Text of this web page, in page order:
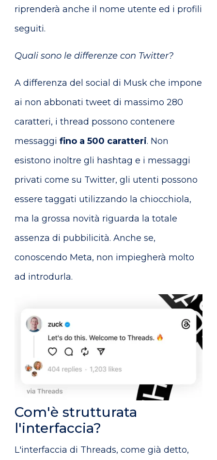
riprenderà anche il nome utente ed i profili
seguiti.
Quali sono le differenze con Twitter?
A differenza del social di Musk che impone
ai non abbonati tweet di massimo 280
caratteri, i thread possono contenere
messaggi fino a 500 caratteri. Non
esistono inoltre gli hashtag e i messaggi
privati come su Twitter, gli utenti possono
essere taggati utilizzando la chiocchiola,
ma la grossa novità riguarda la totale
assenza di pubbilicità. Anche se,
conoscendo Meta, non impiegherà molto
ad introdurla.
Com'è strutturata
l'interfaccia?
L'interfaccia di Threads, come già detto,